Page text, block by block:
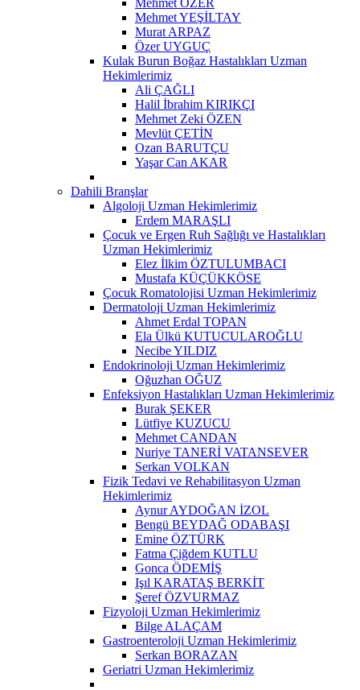
Mehmet YEŞİLTAY
Murat ARPAZ
Özer UYGUÇ
Kulak Burun Boğaz Hastalıkları Uzman
Hekimlerimiz
Ali ÇAĞLI
Halil İbrahim KIRIKÇI
Mehmet Zeki ÖZEN
Mevlüt ÇETİN
Ozan BARUTÇU
Yaşar Can AKAR
Dahili Branşlar
Algoloji Uzman Hekimlerimiz
Erdem MARAŞLI
Çocuk ve Ergen Ruh Sağlığı ve Hastalıkları
Uzman Hekimlerimiz
Elez İlkim ÖZTULUMBACI
Mustafa KÜÇÜKKÖSE
Çocuk Romatolojisi Uzman Hekimlerimiz
Dermatoloji Uzman Hekimlerimiz
Ahmet Erdal TOPAN
Ela Ülkü KUTUCULAROĞLU
Necibe YILDIZ
Endokrinoloji Uzman Hekimlerimiz
Oğuzhan OĞUZ
Enfeksiyon Hastalıkları Uzman Hekimlerimiz
Burak ŞEKER
Lütfiye KUZUCU
Mehmet CANDAN
Nuriye TANERİ VATANSEVER
Serkan VOLKAN
Fizik Tedavi ve Rehabilitasyon Uzman
Hekimlerimiz
Aynur AYDOĞAN İZOL
Bengü BEYDAĞ ODABAŞI
Emine ÖZTÜRK
Fatma Çiğdem KUTLU
Gonca ÖDEMİŞ
Işıl KARATAŞ BERKİT
Şeref ÖZVURMAZ
Fizyoloji Uzman Hekimlerimiz
Bilge ALAÇAM
Gastroenteroloji Uzman Hekimlerimiz
Serkan BORAZAN
Geriatri Uzman Hekimlerimiz